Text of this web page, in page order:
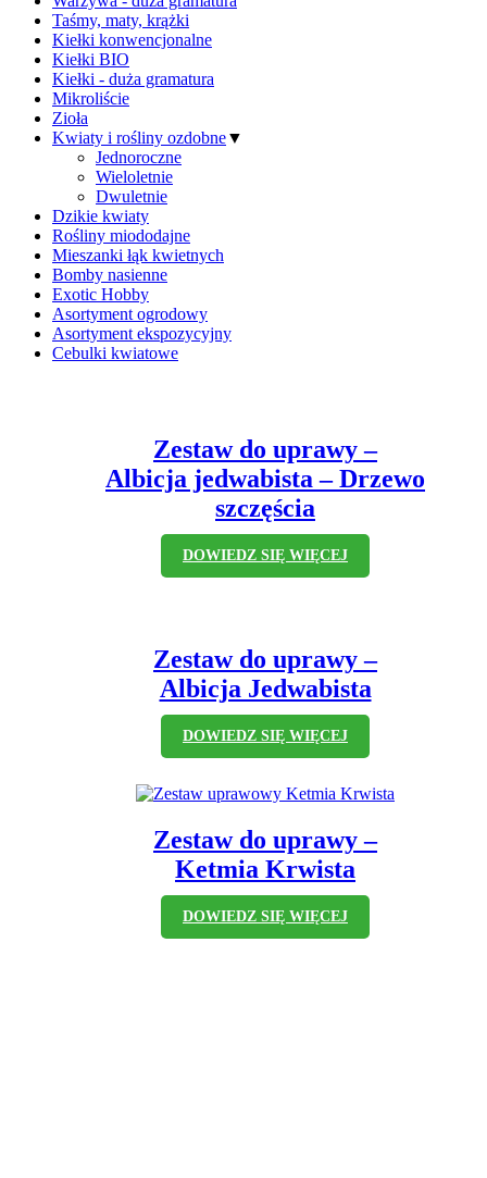
Taśmy, maty, krążki
Kiełki konwencjonalne
Kiełki BIO
Kiełki - duża gramatura
Mikroliście
Zioła
Kwiaty i rośliny ozdobne▼
Jednoroczne
Wieloletnie
Dwuletnie
Dzikie kwiaty
Rośliny miododajne
Mieszanki łąk kwietnych
Bomby nasienne
Exotic Hobby
Asortyment ogrodowy
Asortyment ekspozycyjny
Cebulki kwiatowe
Zestaw do uprawy –
Albicja jedwabista – Drzewo
szczęścia
DOWIEDZ SIĘ WIĘCEJ
Zestaw do uprawy –
Albicja Jedwabista
DOWIEDZ SIĘ WIĘCEJ
Zestaw do uprawy –
Ketmia Krwista
DOWIEDZ SIĘ WIĘCEJ